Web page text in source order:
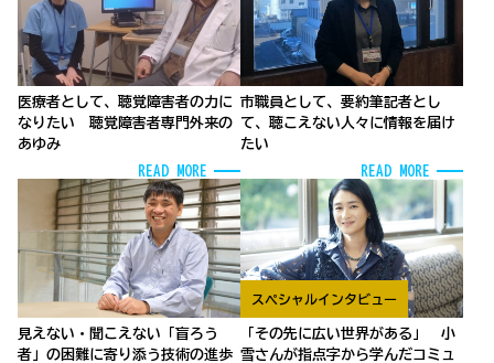
医療者として、聴覚障害者の力に
なりたい 聴覚障害者専門外来の
あゆみ
READ MORE
市職員として、要約筆記者とし
て、聴こえない人々に情報を届け
たい
READ MORE
見えない・聞こえない「盲ろう
者」の困難に寄り添う技術の進歩
スペシャルインタビュー
「その先に広い世界がある」 小
雪さんが指点字から学んだコミュ